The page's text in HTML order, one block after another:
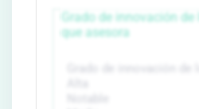
Grado de innovación
que asesora